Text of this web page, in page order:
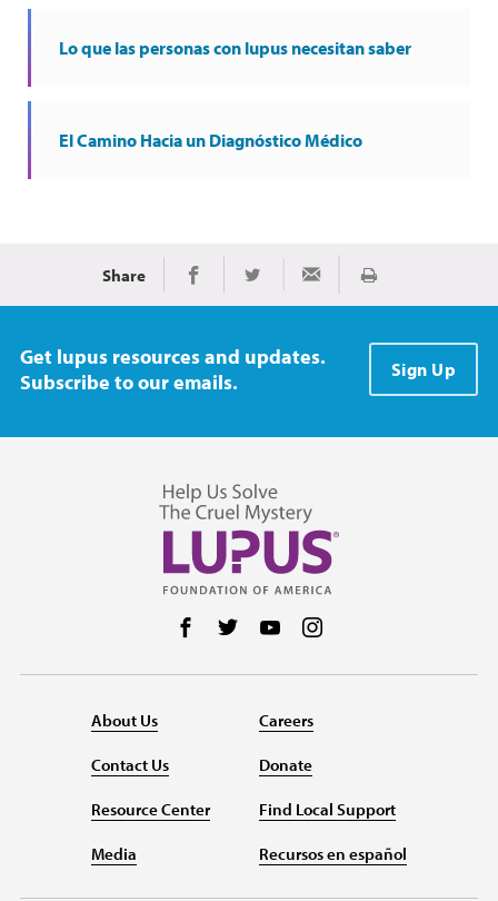
Lo que las personas con lupus necesitan saber
El Camino Hacia un Diagnóstico Médico
Share Share on Facebook
Share on TwitterShare via EmailImprimir
Get lupus resources and updates.
Subscribe to our emails.
Sign Up
Follow us on Facebook
Follow us on Twitter
Follow us on YouTube
About Us
Contact Us
Resource Center
Media
Careers
Donate
Find Local Support
Recursos en español